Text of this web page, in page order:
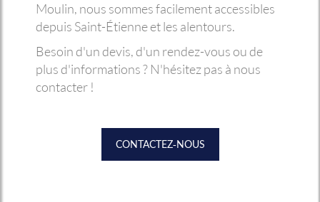
Moulin, nous sommes facilement accessibles
depuis Saint-Étienne et les alentours.
Besoin d'un devis, d'un rendez-vous ou de
plus d'informations ? N'hésitez pas à nous
contacter !
CONTACTEZ-NOUS